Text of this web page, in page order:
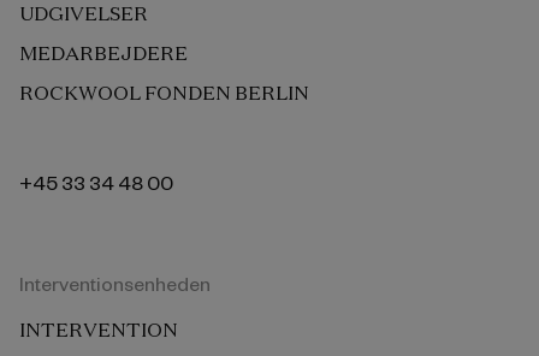
UDGIVELSER
MEDARBEJDERE
ROCKWOOL FONDEN BERLIN
+45 33 34 48 00
Interventionsenheden
INTERVENTION